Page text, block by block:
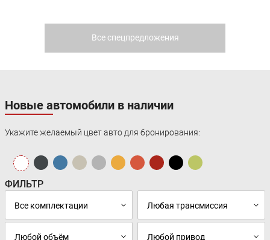
Все спецпредложения
Новые автомобили в наличии
Укажите желаемый цвет авто для бронирования:
ФИЛЬТР